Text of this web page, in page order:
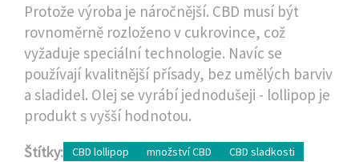
Protože výroba je náročnější. CBD musí být
rovnoměrně rozloženo v cukrovince, což
vyžaduje speciální technologie. Navíc se
používají kvalitnější přísady, bez umělých barviv
a sladidel. Olej se vyrábí jednodušeji - lollipop je
produkt s vyšší hodnotou.
Štítky: CBD lollipop množství CBD
CBD sladkosti